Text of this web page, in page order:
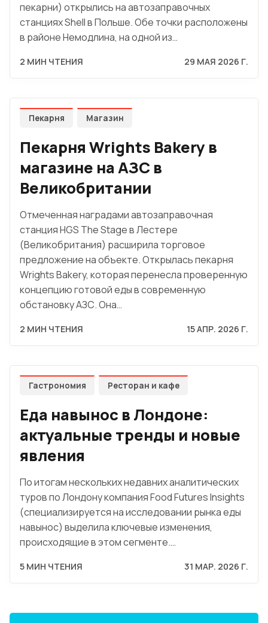
пекарни) открылись на автозаправочных
станциях Shell в Польше. Обе точки расположены
в районе Немодлина, на одной из…
2 МИН ЧТЕНИЯ 29 МАЯ 2026 Г.
Пекарня Магазин
Пекарня Wrights Bakery в
магазине на АЗС в
Великобритании
Отмеченная наградами автозаправочная
станция HGS The Stage в Лестере
(Великобритания) расширила торговое
предложение на объекте. Открылась пекарня
Wrights Bakery, которая перенесла проверенную
концепцию готовой еды в современную
обстановку АЗС. Она…
2 МИН ЧТЕНИЯ 15 АПР. 2026 Г.
Гастрономия Ресторан и кафе
Еда навынос в Лондоне:
актуальные тренды и новые
явления
По итогам нескольких недавних аналитических
туров по Лондону компания Food Futures Insights
(специализируется на исследовании рынка еды
навынос) выделила ключевые изменения,
происходящие в этом сегменте.…
5 МИН ЧТЕНИЯ 31 МАР. 2026 Г.